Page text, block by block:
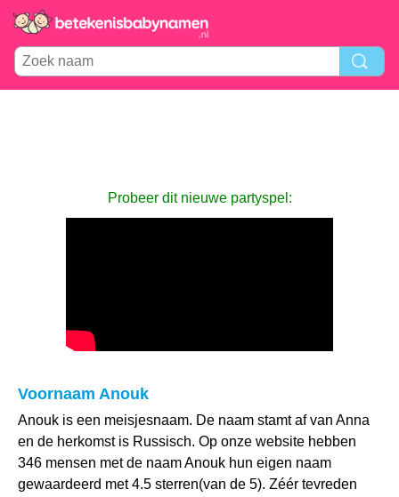
Probeer dit nieuwe partyspel:
Voornaam Anouk
Anouk is een meisjesnaam. De naam stamt af van Anna
en de herkomst is Russisch. Op onze website hebben
346 mensen met de naam Anouk hun eigen naam
gewaardeerd met 4.5 sterren(van de 5). Zéér tevreden